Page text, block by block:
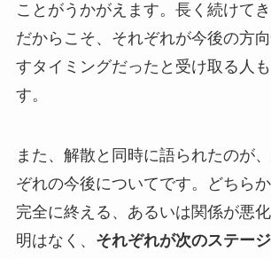
ことがうかがえます。長く続けて
だからこそ、それぞれが今後の方
すタイミングだったと受け取る人
す。
また、解散と同時に語られたのが
ぞれの今後についてです。どちら
完全に終える、あるいは関係が悪
明はなく、 それぞれが次のステー